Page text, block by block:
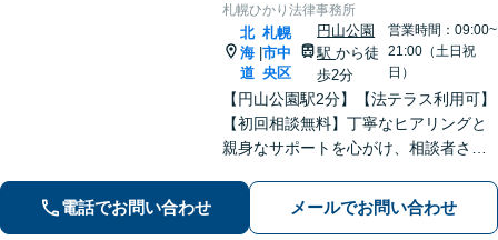
札幌ひかり法律事務所
北
海
道
札幌
市中
央区
円山公園
駅から徒
歩2分
営業時間：09:00~
21:00（土日祝
日）
【円山公園駅2分】【法テラス利用可】
【初回相談無料】丁寧なヒアリングと
親身なサポートを心がけ、相談者さま
す。離婚や労働、相続など幅広い分野
に対応しておりますので、ぜひご相談
電話でお問い合わせ メールでお問い合わせ